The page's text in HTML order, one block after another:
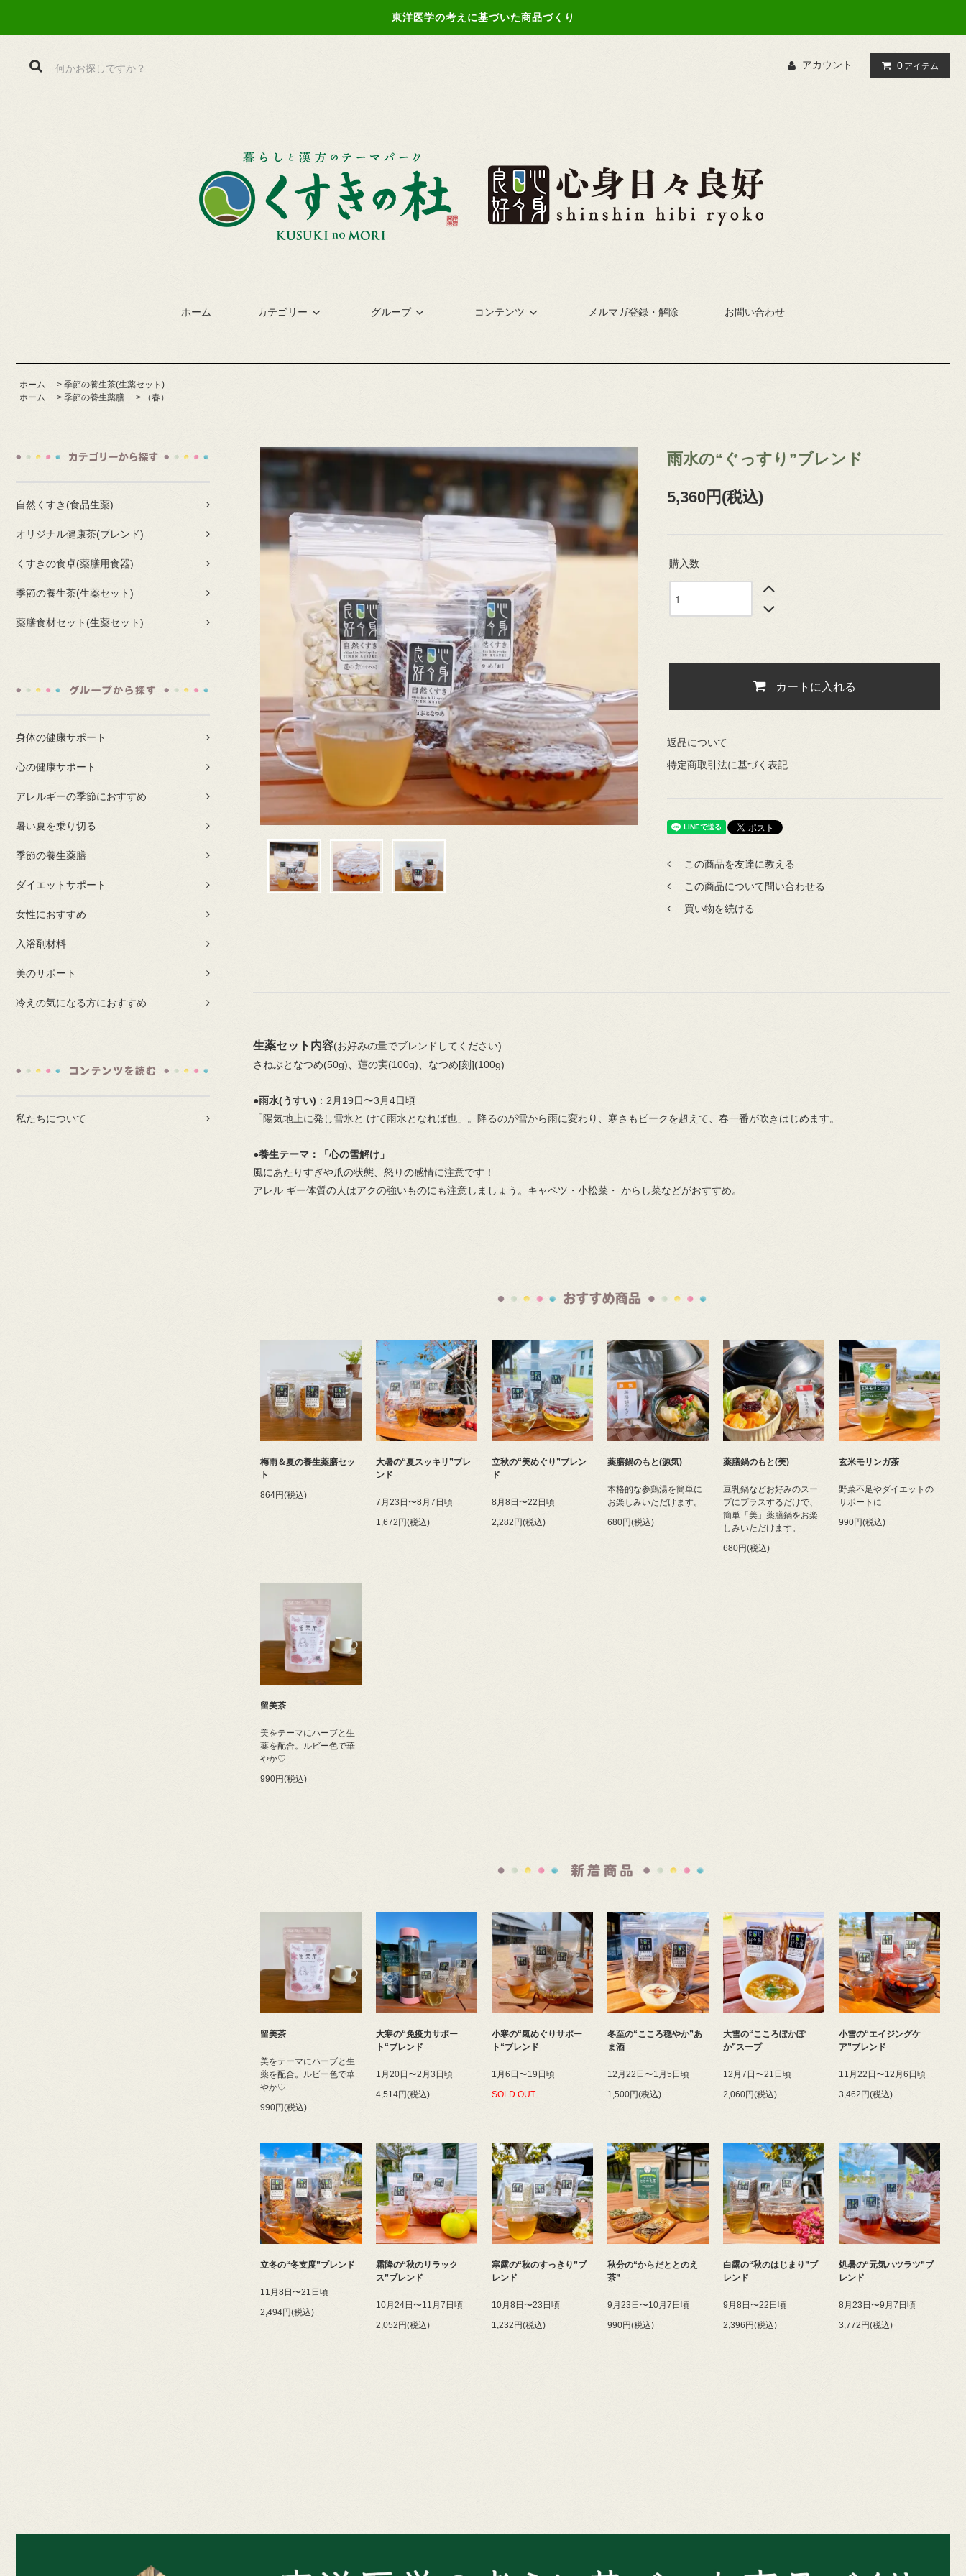
東洋医学の考えに基づいた商品づくり
アカウント 0 アイテム
ホーム カテゴリー グループ コンテンツ メルマガ登録・解除 お問い合わせ
ホーム > 季節の養生茶(生薬セット)
ホーム
> 季節の養生薬膳 > （春）
自然くすき(食品生薬)
オリジナル健康茶(ブレンド)
くすきの食卓(薬膳用食器)
季節の養生茶(生薬セット)
薬膳食材セット(生薬セット)
身体の健康サポート
心の健康サポート
アレルギーの季節におすすめ
暑い夏を乗り切る
季節の養生薬膳
ダイエットサポート
女性におすすめ
入浴剤材料
美のサポート
冷えの気になる方におすすめ
私たちについて
雨水の“ぐっすり”ブレンド
5,360円(税込)
購入数
カートに入れる
返品について
特定商取引法に基づく表記
この商品を友達に教える
この商品について問い合わせる
買い物を続ける
生薬セット内容(お好みの量でブレンドしてください)
さねぶとなつめ(50g)、蓮の実(100g)、なつめ[刻](100g)
●雨水(うすい) ：2月19日〜3月4日頃
「陽気地上に発し雪氷と けて⾬⽔となれば也」。降るのが雪から⾬に変わり、寒さもピークを超えて、春⼀番が吹きはじめます。
●養生テーマ：「心の雪解け」
⾵にあたりすぎや⽖の状態、怒りの感情に注意です！
アレル ギー体質の⼈はアクの強いものにも注意しましょう。キャベツ・⼩松菜・ からし菜などがおすすめ。
梅雨＆夏の養生薬膳セッ
ト
864円(税込)
大暑の“夏スッキリ”ブレ
ンド
7月23日〜8月7日頃
1,672円(税込)
立秋の“美めぐり”ブレン
ド
8月8日〜22日頃
2,282円(税込)
薬膳鍋のもと(源気)
本格的な参鶏湯を簡単に
お楽しみいただけます。
680円(税込)
薬膳鍋のもと(美)
豆乳鍋などお好みのスー
プにプラスするだけで、
簡単「美」薬膳鍋をお楽
しみいただけます。
680円(税込)
玄米モリンガ茶
野菜不足やダイエットの
サポートに
990円(税込)
留美茶
美をテーマにハーブと生
薬を配合。ルビー色で華
やか♡
990円(税込)
留美茶
美をテーマにハーブと生
薬を配合。ルビー色で華
やか♡
990円(税込)
大寒の“免疫力サポー
ト“ブレンド
1月20日〜2月3日頃
4,514円(税込)
小寒の“氣めぐりサポー
ト“ブレンド
1月6日〜19日頃
SOLD OUT
冬至の“こころ穏やか”あ
ま酒
12月22日〜1月5日頃
1,500円(税込)
大雪の“こころぽかぽ
か”スープ
12月7日〜21日頃
2,060円(税込)
小雪の“エイジングケ
ア”ブレンド
11月22日〜12月6日頃
3,462円(税込)
立冬の“冬支度”ブレンド
11月8日〜21日頃
2,494円(税込)
霜降の“秋のリラック
ス”ブレンド
10月24日〜11月7日頃
2,052円(税込)
寒露の“秋のすっきり”ブ
レンド
10月8日〜23日頃
1,232円(税込)
秋分の“からだととのえ
茶”
9月23日〜10月7日頃
990円(税込)
白露の“秋のはじまり”ブ
レンド
9月8日〜22日頃
2,396円(税込)
処暑の“元気ハツラツ”ブ
レンド
8月23日〜9月7日頃
3,772円(税込)